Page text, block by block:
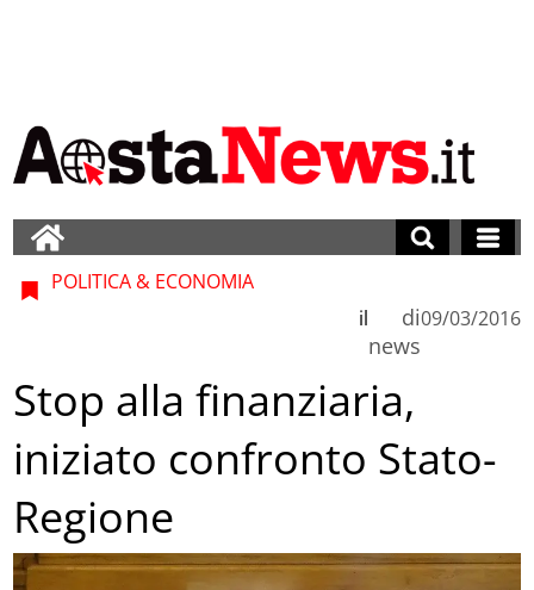
POLITICA & ECONOMIA
di
news
il 09/03/2016
Stop alla finanziaria,
iniziato confronto Stato-
Regione